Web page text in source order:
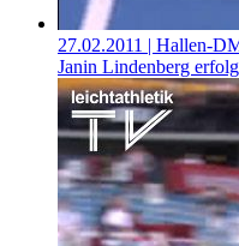
27.02.2011 | Hallen-
Janin Lindenberg